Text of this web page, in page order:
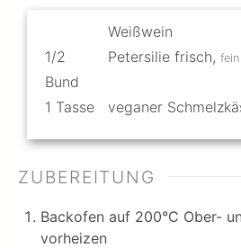
Weißwein
1/2
Bund
Petersilie frisch,
1 Tasse veganer
ZUBEREITUNG
Backofen auf 200°C Ober-
vorheizen